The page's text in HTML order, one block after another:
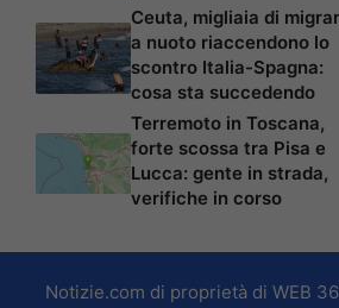
Ceuta, migliaia di
a nuoto riaccendono lo
scontro Italia-Spagna:
cosa sta succedendo
Terremoto in Toscana,
forte scossa tra Pisa e
Lucca: gente in strada,
verifiche in corso
Notizie.com di proprietà di WEB